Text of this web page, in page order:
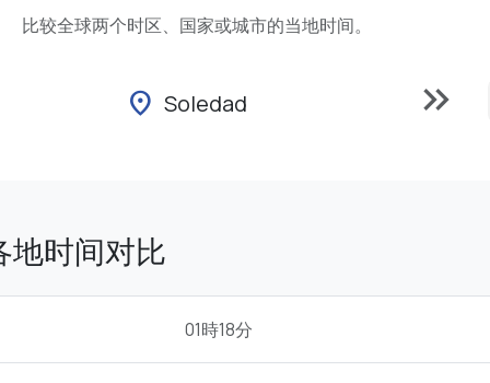
比较全球两个时区、国家或城市的当地时间。
location_on Soledad keyboard_double_arrow_right
时间对比
01時18分